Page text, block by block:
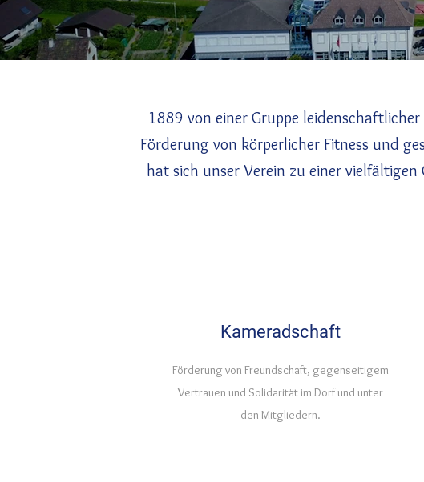
1889 von einer Gruppe
Förderung von körperlicher Fitness und
hat sich unser Verein zu einer
Kameradschaft
Förderung von Freundschaft, gegenseitigem
Vertrauen und Solidarität im Dorf und unter
den Mitgliedern.